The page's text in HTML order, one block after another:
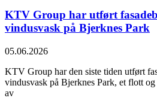
KTV Group har utført
vindusvask på Bjerknes Park
05.06.2026
KTV Group har den siste tiden utført
vindusvask på Bjerknes Park, et flott og
av